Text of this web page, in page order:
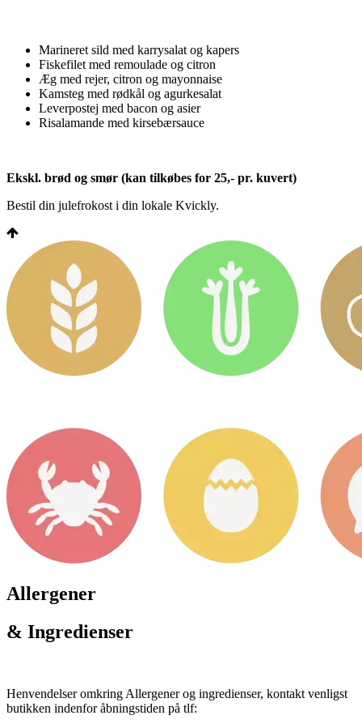
Marineret sild med karrysalat og kapers
Fiskefilet med remoulade og citron
Æg med rejer, citron og mayonnaise
Kamsteg med rødkål og agurkesalat
Leverpostej med bacon og asier
Risalamande med kirsebærsauce
Ekskl. brød og smør (kan tilkøbes for 25,- pr. kuvert)
Bestil din julefrokost i din lokale Kvickly.
Allergener
& Ingredienser
Henvendelser omkring Allergener og ingredienser, kontakt venligst
butikken indenfor åbningstiden på tlf: